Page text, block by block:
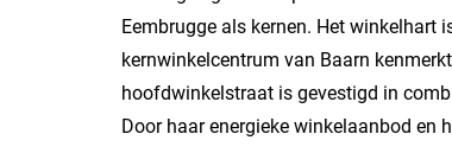
Eembrugge als kernen. Het winkelhart
kernwinkelcentrum van Baarn
hoofdwinkelstraat is gevestigd in
Door haar energieke winkelaanbod en